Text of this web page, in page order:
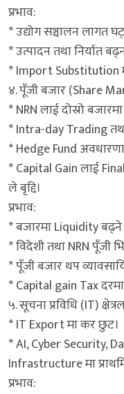
प्रभाव:
* उद्योग सञ्चालन लागत
* उत्पादन तथा निर्यात
* Import Substitution
४. पूँजी बजार (Share
* NRN लाई दोस्रो
* Intra-day Trading
* Hedge Fund
* Capital Gain लाई
ले बृद्दि।
प्रभाव:
* बजारमा Liquidity
* विदेशी तथा NRN पूँजी
* पूँजी बजार थप
* Capital gain Tax
५. सूचना प्रविधि (IT)
* IT Export मा कर छुट।
* AI, Cyber Security,
Infrastructure मा
प्रभाव: